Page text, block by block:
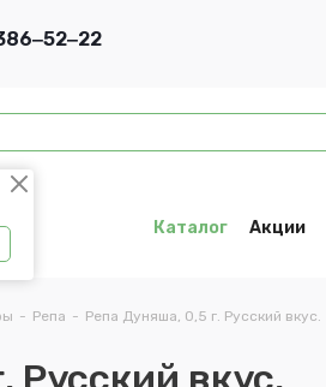
Каталог Акции
- Репа - Репа Дуняша, 0,5 г. Русский вкус.